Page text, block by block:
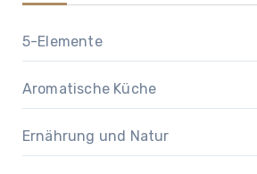
5-Elemente
Aromatische Küche
Ernährung und Natur